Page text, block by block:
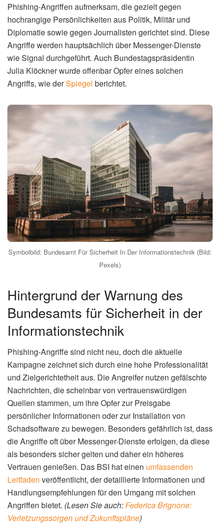
Phishing-Angriffen aufmerksam, die gezielt gegen
hochrangige Persönlichkeiten aus Politik, Militär und
Diplomatie sowie gegen Journalisten gerichtet sind. Diese
Angriffe werden hauptsächlich über Messenger-Dienste
wie Signal durchgeführt. Auch Bundestagspräsidentin
Julia Klöckner wurde offenbar Opfer eines solchen
Angriffs, wie derSpiegel berichtet.
Symbolbild: Bundesamt Für Sicherheit In Der Informationstechnik (Bild:
Pexels)
Hintergrund der Warnung des
Bundesamts für Sicherheit in der
Informationstechnik
Phishing-Angriffe sind nicht neu, doch die aktuelle
Kampagne zeichnet sich durch eine hohe Professionalität
und Zielgerichtetheit aus. Die Angreifer nutzen gefälschte
Nachrichten, die scheinbar von vertrauenswürdigen
Quellen stammen, um ihre Opfer zur Preisgabe
persönlicher Informationen oder zur Installation von
Schadsoftware zu bewegen. Besonders gefährlich ist, dass
die Angriffe oft über Messenger-Dienste erfolgen, da diese
als besonders sicher gelten und daher ein höheres
Vertrauen genießen. Das BSI hat einen umfassenden
Leitfaden veröffentlicht, der detaillierte Informationen und
Handlungsempfehlungen für den Umgang mit solchen
Angriffen bietet. (Lesen Sie auch:Federica Brignone:
Verletzungssorgen und Zukunftspläne)